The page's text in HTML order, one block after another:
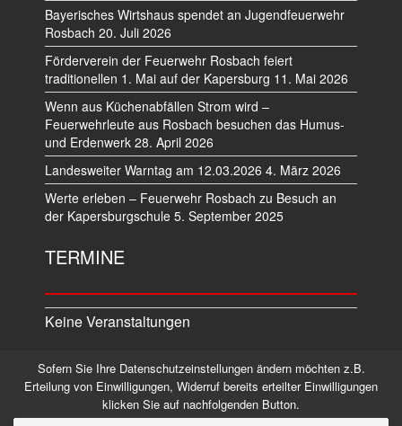
Bayerisches Wirtshaus spendet an Jugendfeuerwehr
Rosbach 20. Juli 2026
Förderverein der Feuerwehr Rosbach feiert
traditionellen 1. Mai auf der Kapersburg 11. Mai 2026
Wenn aus Küchenabfällen Strom wird –
Feuerwehrleute aus Rosbach besuchen das Humus-
und Erdenwerk 28. April 2026
Landesweiter Warntag am 12.03.2026 4. März 2026
Werte erleben – Feuerwehr Rosbach zu Besuch an
der Kapersburgschule 5. September 2025
TERMINE
Keine Veranstaltungen
Datenschutz Impressum
©2026 Alle Rechte vorbehalten.
Sofern Sie Ihre Datenschutzeinstellungen ändern möchten z.B.
Erteilung von Einwilligungen, Widerruf bereits erteilter Einwilligungen
klicken Sie auf nachfolgenden Button.